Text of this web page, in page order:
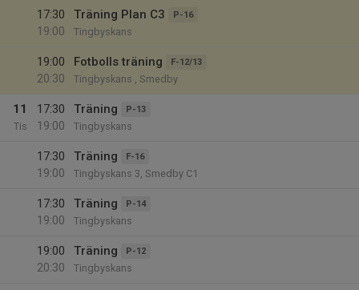
17:30
19:00
Träning Plan C3 P-16
Tingbyskans
19:00
20:30
Fotbolls träning F-12/13
Tingbyskans , Smedby
11
Tis
17:30
19:00
Träning P-13
Tingbyskans
17:30
19:00
Träning F-16
Tingbyskans 3, Smedby C1
17:30
19:00
Träning P-14
Tingbyskans
19:00
20:30
Träning P-12
Tingbyskans